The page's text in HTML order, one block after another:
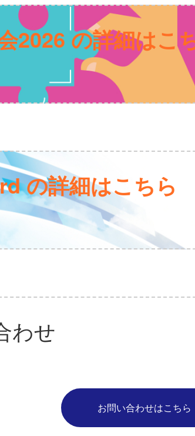
2026 の詳細はこ
の詳細はこちら
わせ
お問い合わせはこちら